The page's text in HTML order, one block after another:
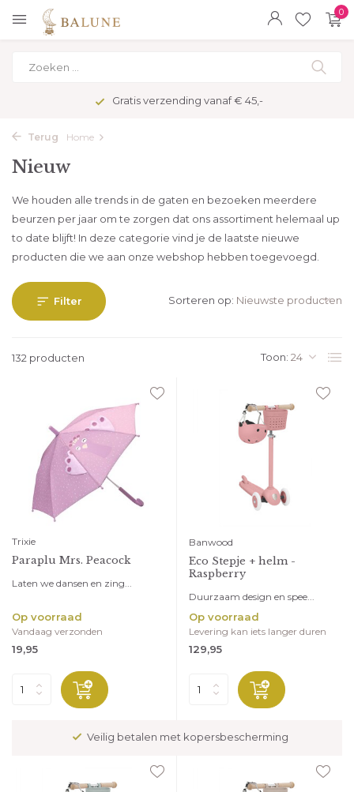
0
Veilig betalen met kopersbescherming
Terug Home
Nieuw
We houden alle trends in de gaten en bezoeken meerdere
beurzen per jaar om te zorgen dat ons assortiment helemaal up
to date blijft! In deze categorie vind je de laatste nieuwe
producten die we aan onze webshop hebben toegevoegd.
Filter
132 producten Toon:
Sorteren op:
Trixie
Paraplu Mrs. Peacock
Laten we dansen en zing...
Op voorraad
Vandaag verzonden
19,95
Banwood
Eco Stepje + helm -
Raspberry
Duurzaam design en spee...
Op voorraad
Levering kan iets langer duren
129,95
Veilig betalen met kopersbescherming